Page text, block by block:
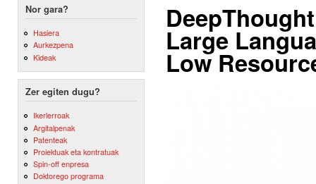
Nor gara?
Hasiera
Aurkezpena
Kideak
Zer egiten dugu?
Ikerlerroak
Argitalpenak
Patenteak
Proiektuak eta kontratuak
Spin-off enpresa
Doktorego programa
Large
Low